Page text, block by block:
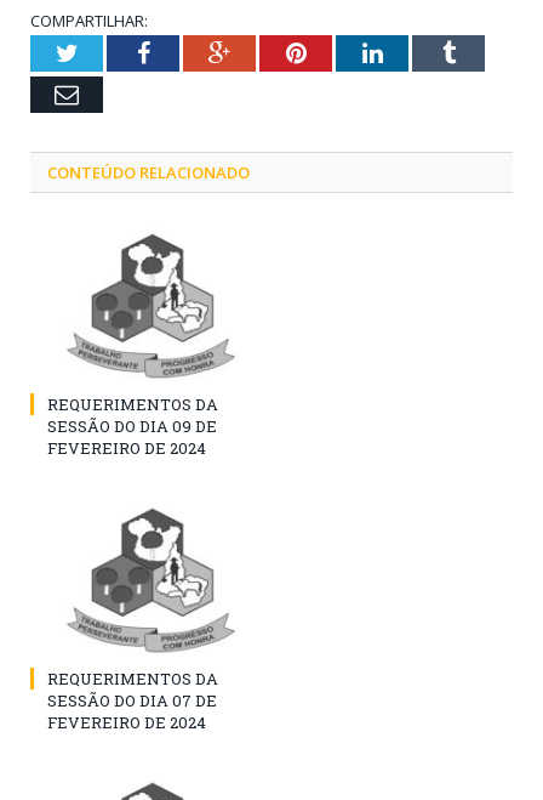
COMPARTILHAR:
TwitterFacebookGoogle+PinterestLinkedInTumblr
Email
CONTEÚDO RELACIONADO
REQUERIMENTOS DA
SESSÃO DO DIA 09 DE
FEVEREIRO DE 2024
REQUERIMENTOS DA
SESSÃO DO DIA 07 DE
FEVEREIRO DE 2024